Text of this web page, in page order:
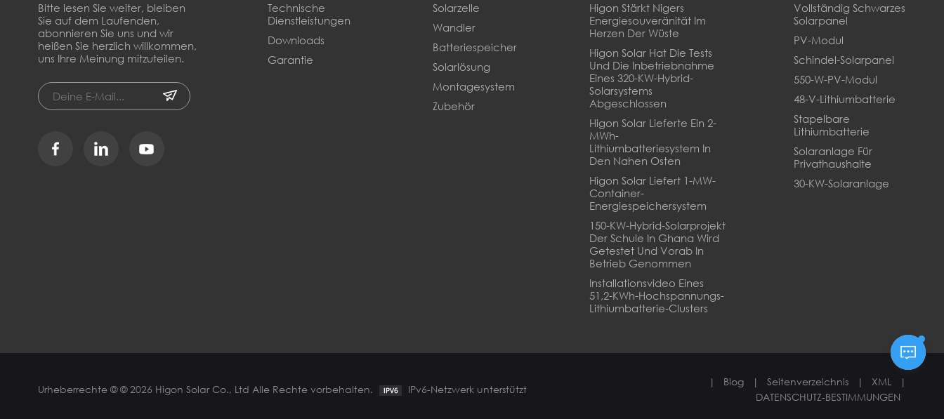
Bitte lesen Sie weiter, bleiben
Sie auf dem Laufenden,
abonnieren Sie uns und wir
heißen Sie herzlich willkommen,
uns Ihre Meinung mitzuteilen.
Technische
Dienstleistungen
Downloads
Garantie
Solarzelle
Wandler
Batteriespeicher
Solarlösung
Montagesystem
Zubehör
Higon Stärkt Nigers
Energiesouveränität Im
Herzen Der Wüste
Higon Solar Hat Die Tests
Und Die Inbetriebnahme
Eines 320-KW-Hybrid-
Solarsystems
Abgeschlossen
Higon Solar Lieferte Ein 2-
MWh-
Lithiumbatteriesystem In
Den Nahen Osten
Higon Solar Liefert 1-MW-
Container-
Energiespeichersystem
150-KW-Hybrid-Solarprojekt
Der Schule In Ghana Wird
Getestet Und Vorab In
Betrieb Genommen
Installationsvideo Eines
51,2-KWh-Hochspannungs-
Lithiumbatterie-Clusters
Vollständig Schwarzes
Solarpanel
PV-Modul
Schindel-Solarpanel
550-W-PV-Modul
48-V-Lithiumbatterie
Stapelbare
Lithiumbatterie
Solaranlage Für
Privathaushalte
30-KW-Solaranlage
Urheberrechte © © 2026 Higon Solar Co., Ltd Alle Rechte vorbehalten. IPv6-Netzwerk unterstützt
| Blog | Seitenverzeichnis | XML
|
DATENSCHUTZ-BESTIMMUNGEN